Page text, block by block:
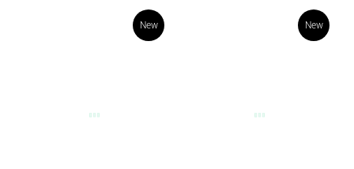
New New